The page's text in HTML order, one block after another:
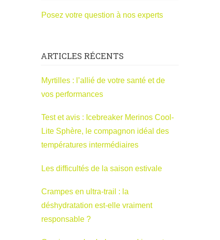
Posez votre question à nos experts
ARTICLES RÉCENTS
Myrtilles : l’allié de votre santé et de
vos performances
Test et avis : Icebreaker Merinos Cool-
Lite Sphère, le compagnon idéal des
températures intermédiaires
Les difficultés de la saison estivale
Crampes en ultra-trail : la
déshydratation est-elle vraiment
responsable ?